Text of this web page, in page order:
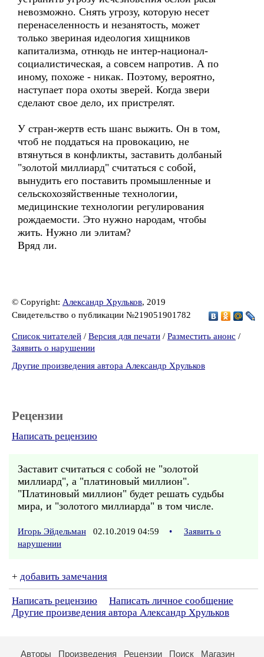
невозможно. Снять угрозу, которую несет
перенаселенность и незанятость, может
только звериная идеология хищников
капитализма, отнюдь не интер-национал-
социалистическая, а совсем напротив. А по
иному, похоже - никак. Поэтому, вероятно,
наступает пора охоты зверей. Когда звери
сделают свое дело, их пристрелят.
У стран-жертв есть шанс выжить. Он в том,
чтоб не поддаться на провокацию, не
втянуться в конфликты, заставить долбаный
"золотой миллиард" считаться с собой,
вынудить его поставить промышленные и
сельскохозяйственные технологии,
медицинские технологии регулирования
рождаемости. Это нужно народам, чтобы
жить. Нужно ли элитам?
Вряд ли.
© Copyright: Александр Хрульков, 2019
Свидетельство о публикации №219051901782
Список читателей / Версия для печати / Разместить анонс /
Заявить о нарушении
Другие произведения автора Александр Хрульков
Рецензии
Написать рецензию
Заставит считаться с собой не "золотой
миллиард", а "платиновый миллион".
"Платиновый миллион" будет решать судьбы
мира, и "золотого миллиарда" в том числе.
Игорь Эйдельман 02.10.2019 04:59 •
Заявить о
нарушении
+ добавить замечания
Написать рецензию
Написать личное сообщение
Другие произведения автора Александр Хрульков
Авторы Произведения Рецензии Поиск Магазин